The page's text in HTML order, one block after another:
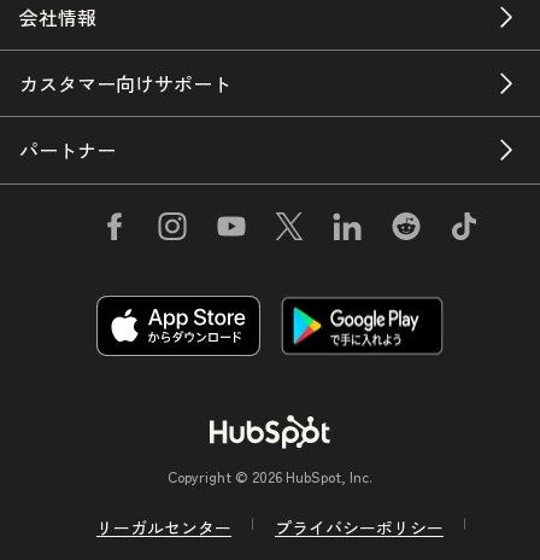
会社情報
カスタマー向けサポート
パートナー
Copyright © 2026 HubSpot, Inc.
リーガルセンター プライバシーポリシー